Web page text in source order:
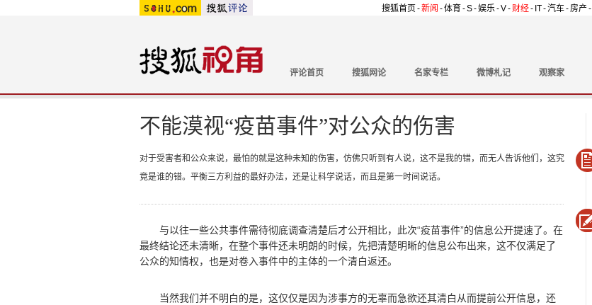
搜狐首页 -新闻 -体育 -S-娱乐-V- 财经- IT-汽车-房产-
评论首页 搜狐网论 名家专栏 微博札记 观察家
不能漠视“疫苗事件”对公众的伤害
对于受害者和公众来说，最怕的就是这种未知的伤害，仿佛只听到有人说，这不是我的错，而无人告诉他们，这究
竟是谁的错。平衡三方利益的最好办法，还是让科学说话，而且是第一时间说话。
与以往一些公共事件需待彻底调查清楚后才公开相比，此次“疫苗事件”的信息公开提速了。在
最终结论还未清晰，在整个事件还未明朗的时候，先把清楚明晰的信息公布出来，这不仅满足了
公众的知情权，也是对卷入事件中的主体的一个清白返还。
当然我们并不明白的是，这仅仅是因为涉事方的无辜而急欲还其清白从而提前公开信息，还